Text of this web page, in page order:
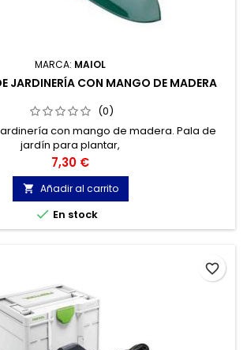
MARCA: MAIOL
JARDINERÍA CON MANGO DE MADERA
(0)
con mango de madera. Pala de
jardín para plantar,
Precio
7,30 €
 Añadir al carrito
 En stock
favorite_border